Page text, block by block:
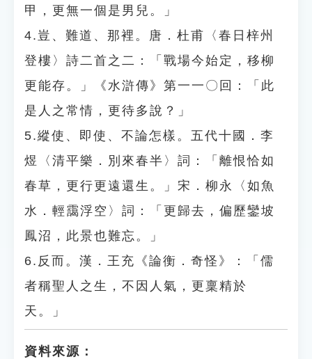
甲，更無一個是男兒。」
4.豈、難道、那裡。唐．杜甫〈春日梓州
登樓〉詩二首之二：「戰場今始定，移柳
更能存。」《水滸傳》第一一〇回：「此
是人之常情，更待多說？」
5.縱使、即使、不論怎樣。五代十國．李
煜〈清平樂．別來春半〉詞：「離恨恰如
春草，更行更遠還生。」宋．柳永〈如魚
水．輕靄浮空〉詞：「更歸去，偏歷鑾坡
鳳沼，此景也難忘。」
6.反而。漢．王充《論衡．奇怪》：「儒
者稱聖人之生，不因人氣，更稟精於
天。」
資料來源：